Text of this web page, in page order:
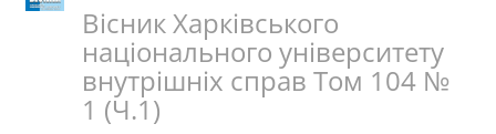
Вісник Харківського
національного університету
внутрішніх справ Том 104 №
1 (Ч.1)